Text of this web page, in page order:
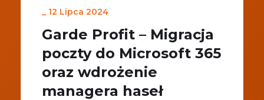
_ 12 Lipca 2024
Garde Profit – Migracja
poczty do Microsoft 365
oraz wdrożenie
managera haseł